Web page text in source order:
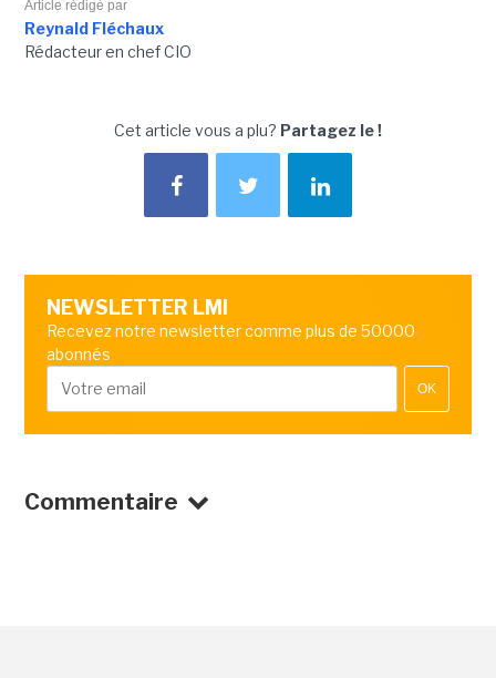
Article rédigé par
Reynald Fléchaux
Rédacteur en chef CIO
Cet article vous a plu? Partagez le !
NEWSLETTER LMI
Recevez notre newsletter comme plus de 50000
abonnés
OK
Commentaire